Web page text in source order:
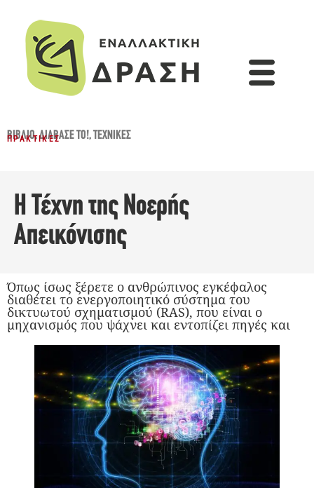
ΒΙΒΛΊΟ,ΔΙΆΒΑΣΈ ΤΟ!,ΤΕΧΝΙΚΈΣ
ΠΡΑΚΤΙΚΈΣ
H Τέχνη της Νοερής
Απεικόνισης
Όπως ίσως ξέρετε ο ανθρώπινος εγκέφαλος
διαθέτει το ενεργοποιητικό σύστημα του
δικτυωτού σχηματισμού (RAS), που είναι ο
μηχανισμός που ψάχνει και εντοπίζει πηγές και